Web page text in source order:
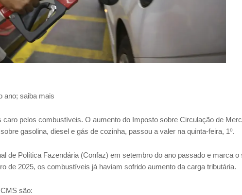
ano; saiba mais
pelos combustíveis. O aumento do Imposto sobre Circulação de
gasolina, diesel e gás de cozinha, passou a valer na quinta-feira, 1º.
de Política Fazendária (Confaz) em setembro do ano passado e marca o
de 2025, os combustíveis já haviam sofrido aumento da carga tributária.
são: